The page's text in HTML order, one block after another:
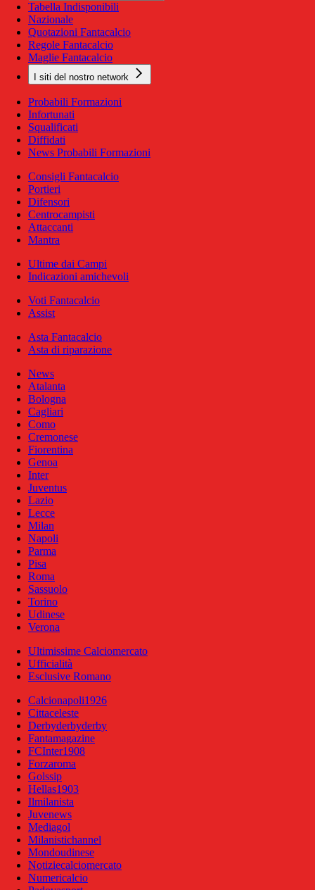
Tabella Indisponibili
Nazionale
Quotazioni Fantacalcio
Regole Fantacalcio
Maglie Fantacalcio
I siti del nostro network
Probabili Formazioni
Infortunati
Squalificati
Diffidati
News Probabili Formazioni
Consigli Fantacalcio
Portieri
Difensori
Centrocampisti
Attaccanti
Mantra
Ultime dai Campi
Indicazioni amichevoli
Voti Fantacalcio
Assist
Asta Fantacalcio
Asta di riparazione
News
Atalanta
Bologna
Cagliari
Como
Cremonese
Fiorentina
Genoa
Inter
Juventus
Lazio
Lecce
Milan
Napoli
Parma
Pisa
Roma
Sassuolo
Torino
Udinese
Verona
Ultimissime Calciomercato
Ufficialità
Esclusive Romano
Calcionapoli1926
Cittaceleste
Derbyderbyderby
Fantamagazine
FCInter1908
Forzaroma
Golssip
Hellas1903
Ilmilanista
Juvenews
Mediagol
Milanistichannel
Mondoudinese
Notiziecalciomercato
Numericalcio